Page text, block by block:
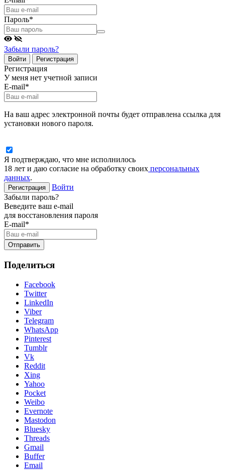
Пароль*
Забыли пароль?
Войти Регистрация
Регистрация
У меня нет учетной записи
E-mail*
На ваш адрес электронной почты будет отправлена ссылка для
установки нового пароля.
Я подтверждаю, что мне исполнилось
18 лет и даю согласие на обработку своих персональных
данных.
Регистрация
Войти
Забыли пароль?
Веведите ваш e-mail
для восстановления пароля
E-mail*
Отправить
Поделиться
Facebook
Twitter
LinkedIn
Viber
Telegram
WhatsApp
Pinterest
Tumblr
Vk
Reddit
Xing
Yahoo
Pocket
Weibo
Evernote
Mastodon
Bluesky
Threads
Gmail
Buffer
Email